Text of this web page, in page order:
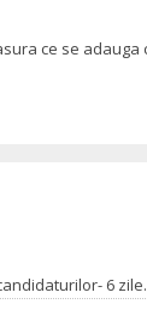
ce se adauga